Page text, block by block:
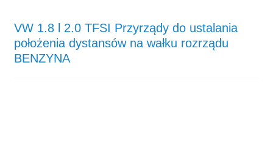
VW 1.8 l 2.0 TFSI Przyrządy do ustalania
położenia dystansów na wałku rozrządu
BENZYNA